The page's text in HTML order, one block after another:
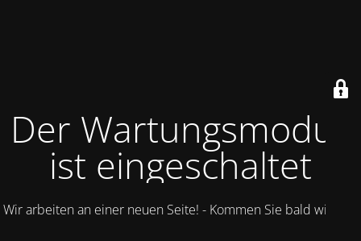
Der Wartungsmodus
ist eingeschaltet
Wir arbeiten an einer neuen Seite! - Kommen Sie bald wieder.